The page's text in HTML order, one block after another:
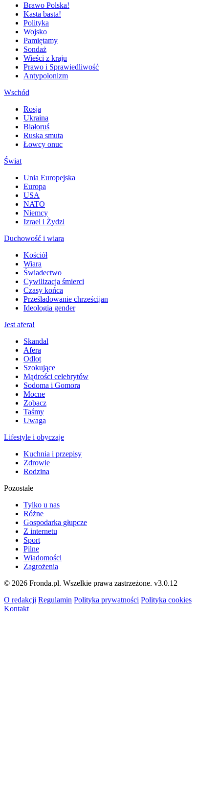
Brawo Polska!
Kasta basta!
Polityka
Wojsko
Pamiętamy
Sondaż
Wieści z kraju
Prawo i Sprawiedliwość
Antypolonizm
Wschód
Rosja
Ukraina
Białoruś
Ruska smuta
Łowcy onuc
Świat
Unia Europejska
Europa
USA
NATO
Niemcy
Izrael i Żydzi
Duchowość i wiara
Kościół
Wiara
Świadectwo
Cywilizacja śmierci
Czasy końca
Prześladowanie chrześcijan
Ideologia gender
Jest afera!
Skandal
Afera
Odlot
Szokujące
Mądrości celebrytów
Sodoma i Gomora
Mocne
Zobacz
Taśmy
Uwaga
Lifestyle i obyczaje
Kuchnia i przepisy
Zdrowie
Rodzina
Pozostałe
Tylko u nas
Różne
Gospodarka głupcze
Z internetu
Sport
Pilne
Wiadomości
Zagrożenia
© 2026 Fronda.pl. Wszelkie prawa zastrzeżone. v3.0.12
O redakcji Regulamin Polityka prywatności Polityka cookies
Kontakt